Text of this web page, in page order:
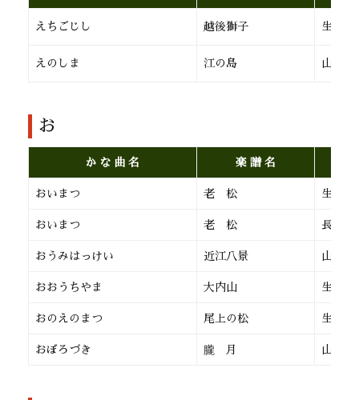
えちごじし 越後獅子 生田流
えのしま 江の島 山田流
お
か な 曲 名 楽 譜 名
おいまつ 老 松 生田流
おいまつ 老 松 長 唄
おうみはっけい 近江八景 山田流
おおうちやま 大内山 生田流
おのえのまつ 尾上の松 生田流
おぼろづき 朧 月 山田流